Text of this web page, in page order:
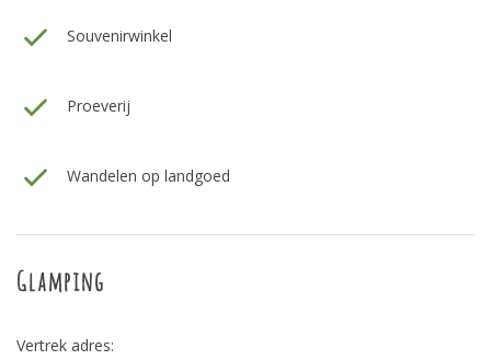
Souvenirwinkel
Proeverij
Wandelen op landgoed
Glamping
Vertrek adres: